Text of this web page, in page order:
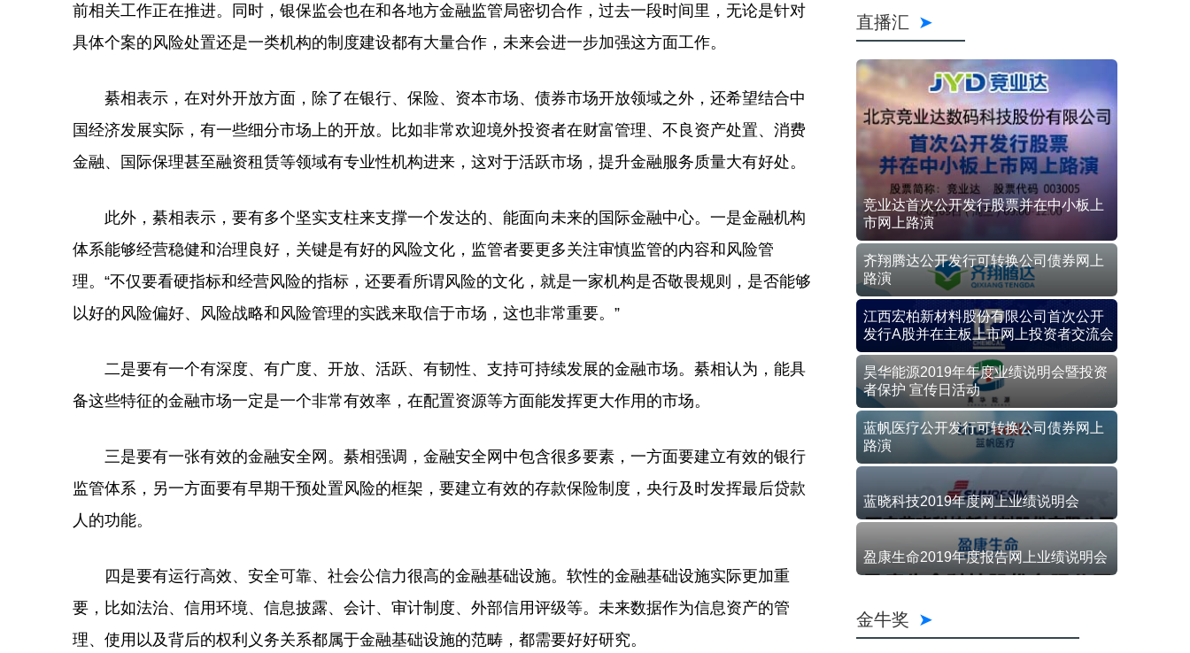
前相关工作正在推进。同时，银保监会也在和各地方金融监管局密切合作，过去一段时间里，无论是针对
具体个案的风险处置还是一类机构的制度建设都有大量合作，未来会进一步加强这方面工作。
綦相表示，在对外开放方面，除了在银行、保险、资本市场、债券市场开放领域之外，还希望结合中
国经济发展实际，有一些细分市场上的开放。比如非常欢迎境外投资者在财富管理、不良资产处置、消费
金融、国际保理甚至融资租赁等领域有专业性机构进来，这对于活跃市场，提升金融服务质量大有好处。
此外，綦相表示，要有多个坚实支柱来支撑一个发达的、能面向未来的国际金融中心。一是金融机构
体系能够经营稳健和治理良好，关键是有好的风险文化，监管者要更多关注审慎监管的内容和风险管
理。“不仅要看硬指标和经营风险的指标，还要看所谓风险的文化，就是一家机构是否敬畏规则，是否能够
以好的风险偏好、风险战略和风险管理的实践来取信于市场，这也非常重要。”
二是要有一个有深度、有广度、开放、活跃、有韧性、支持可持续发展的金融市场。綦相认为，能具
备这些特征的金融市场一定是一个非常有效率，在配置资源等方面能发挥更大作用的市场。
三是要有一张有效的金融安全网。綦相强调，金融安全网中包含很多要素，一方面要建立有效的银行
监管体系，另一方面要有早期干预处置风险的框架，要建立有效的存款保险制度，央行及时发挥最后贷款
人的功能。
四是要有运行高效、安全可靠、社会公信力很高的金融基础设施。软性的金融基础设施实际更加重
要，比如法治、信用环境、信息披露、会计、审计制度、外部信用评级等。未来数据作为信息资产的管
理、使用以及背后的权利义务关系都属于金融基础设施的范畴，都需要好好研究。
直播汇
竞业达首次公开发行股票并在中小板上
市网上路演
齐翔腾达公开发行可转换公司债券网上
路演
江西宏柏新材料股份有限公司首次公开
发行A股并在主板上市网上投资者交流会
昊华能源2019年年度业绩说明会暨投资
者保护 宣传日活动
蓝帆医疗公开发行可转换公司债券网上
路演
蓝晓科技2019年度网上业绩说明会
盈康生命2019年度报告网上业绩说明会
金牛奖